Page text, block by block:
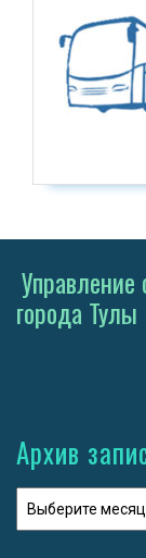
города Тулы
Архив